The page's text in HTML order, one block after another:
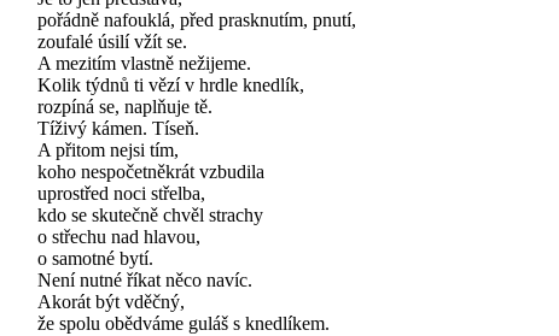
pořádně nafouklá, před prasknutím, pnutí,
zoufalé úsilí vžít se.
A mezitím vlastně nežijeme.
Kolik týdnů ti vězí v hrdle knedlík,
rozpíná se, naplňuje tě.
Tíživý kámen. Tíseň.
A přitom nejsi tím,
koho nespočetněkrát vzbudila
uprostřed noci střelba,
kdo se skutečně chvěl strachy
o střechu nad hlavou,
o samotné bytí.
Není nutné říkat něco navíc.
Akorát být vděčný,
že spolu obědváme guláš s knedlíkem.